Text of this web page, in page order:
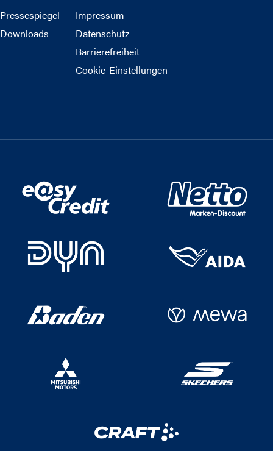
Pressespiegel
Downloads
Impressum
Datenschutz
Barrierefreiheit
Cookie-Einstellungen